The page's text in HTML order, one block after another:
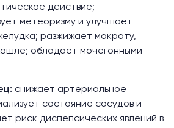
действие;
метеоризму и улучшает
разжижает мокроту,
обладает мочегонными
снижает артериальное
состояние сосудов и
риск диспепсических явлений в